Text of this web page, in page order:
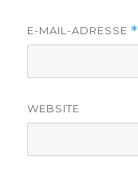
E-MAIL-ADRESSE *
WEBSITE